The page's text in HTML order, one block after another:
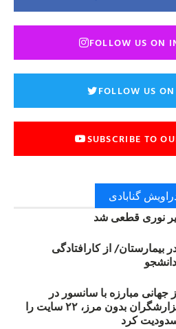
FOLLOW US ON
FOLLOW US
SUBSCRIBE TO
گنابادی
نوری قطعی شد
بیمارستان/ از کارافتادگی
روز جهانی مبارزه با سانسور در
اینترنت: #آزادی هم‌آیند گزارشگران‌ بدون مرز، ۲۲ سایت را
کرد